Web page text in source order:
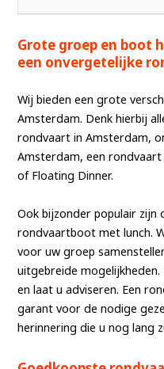
Grote groep en boot
een onvergetelijke
Wij bieden een grote
Amsterdam. Denk hierbij
rondvaart in Amsterdam,
Amsterdam, een
of Floating Dinner.
Ook bijzonder populair zijn
rondvaartboot met lunch.
voor uw groep
uitgebreide
en laat u adviseren. Een
garant voor de nodige
herinnering die u nog lang